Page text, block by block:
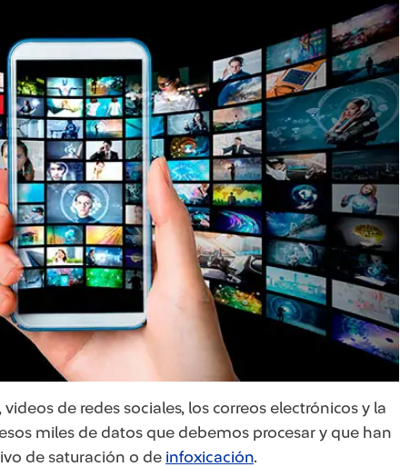
videos de redes sociales, los correos electrónicos y la
miles de datos que debemos procesar y que han
de saturación o de infoxicación.